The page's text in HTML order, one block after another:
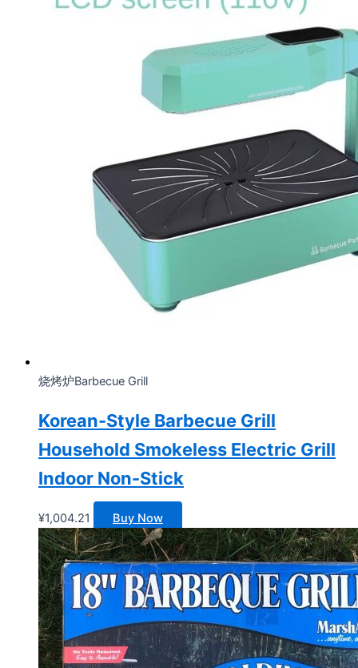
烧烤炉Barbecue Grill
Korean-Style Barbecue Grill
Household Smokeless Electric Grill
Indoor Non-Stick
¥1,004.21 Buy Now